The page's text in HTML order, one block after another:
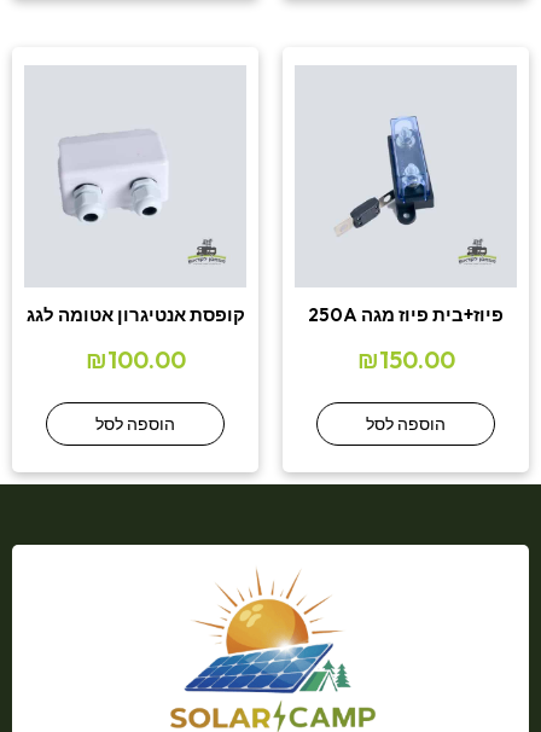
פיוז+בית פיוז מגה 250A
₪150.00
הוספה לסל
קופסת אנטיגרון אטומה לגג
₪100.00
הוספה לסל